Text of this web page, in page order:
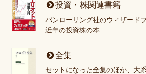
投資・株関連書籍
パンローリング社のウィザード
近年の投資株の本
全集
セットになった全集のほか、大